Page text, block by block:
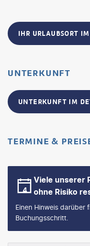
IHR URLAUBSORT
UNTERKUNFT
UNTERKUNFT IM
TERMINE &
Viele unserer
ohne Risiko
Einen Hinweis darüber
Buchungsschritt.